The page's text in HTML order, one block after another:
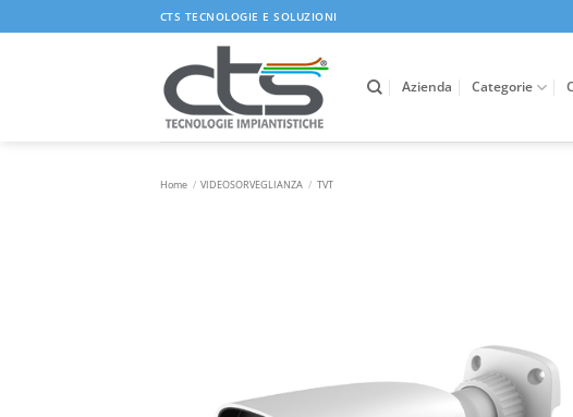
ai
CTS TECNOLOGIE E SOLUZIONI
Azienda Categorie
Home / VIDEOSORVEGLIANZA / TVT